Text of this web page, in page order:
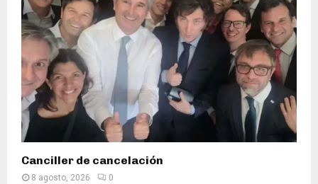
Canciller de cancelación
8 agosto, 2026 0